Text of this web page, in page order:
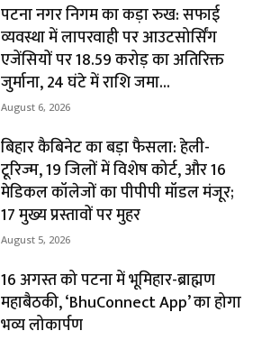
पटना नगर निगम का कड़ा रुख: सफाई
व्यवस्था में लापरवाही पर आउटसोर्सिंग
एजेंसियों पर ₹18.59 करोड़ का अतिरिक्त
जुर्माना, 24 घंटे में राशि जमा...
August 6, 2026
बिहार कैबिनेट का बड़ा फैसला: हेली-
टूरिज्म, 19 जिलों में विशेष कोर्ट, और 16
मेडिकल कॉलेजों का पीपीपी मॉडल मंजूर;
17 मुख्य प्रस्तावों पर मुहर
August 5, 2026
16 अगस्त को पटना में भूमिहार-ब्राह्मण
महाबैठकी, ‘BhuConnect App’ का होगा
भव्य लोकार्पण